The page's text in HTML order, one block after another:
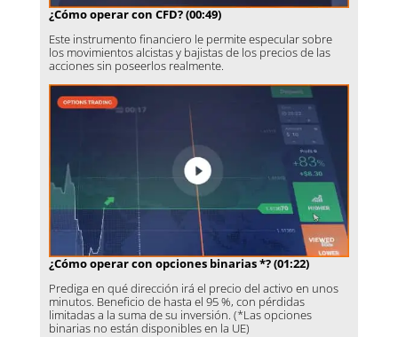
¿Cómo operar con CFD? (00:49)
Este instrumento financiero le permite especular sobre
los movimientos alcistas y bajistas de los precios de las
acciones sin poseerlos realmente.
¿Cómo operar con opciones binarias *? (01:22)
Prediga en qué dirección irá el precio del activo en unos
minutos. Beneficio de hasta el 95 %, con pérdidas
limitadas a la suma de su inversión. (*Las opciones
binarias no están disponibles en la UE)